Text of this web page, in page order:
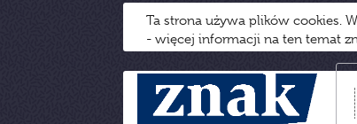
Ta strona używa plików cookies.
- więcej informacji na ten temat